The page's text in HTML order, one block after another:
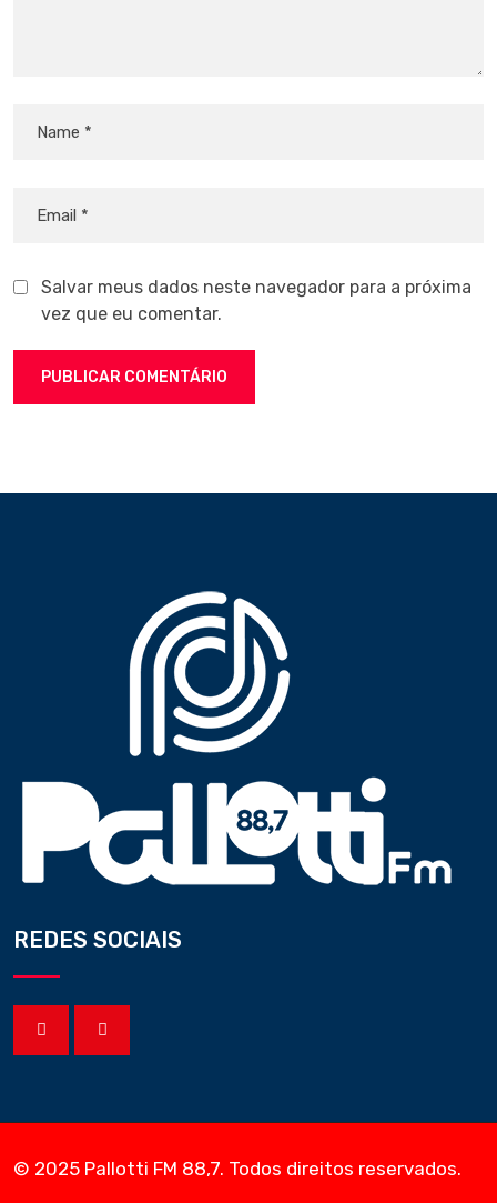
Salvar meus dados neste navegador para a próxima
vez que eu comentar.
REDES SOCIAIS
© 2025 Pallotti FM 88,7. Todos direitos reservados.